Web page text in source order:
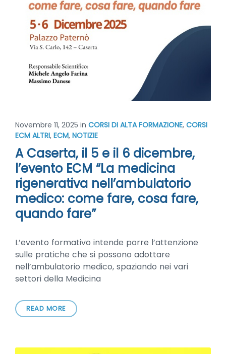
Novembre 11, 2025 in CORSI DI ALTA FORMAZIONE, CORSI
ECM ALTRI, ECM, NOTIZIE
A Caserta, il 5 e il 6 dicembre,
l’evento ECM “La medicina
rigenerativa nell’ambulatorio
medico: come fare, cosa fare,
quando fare”
L’evento formativo intende porre l’attenzione
sulle pratiche che si possono adottare
nell’ambulatorio medico, spaziando nei vari
settori della Medicina
READ MORE